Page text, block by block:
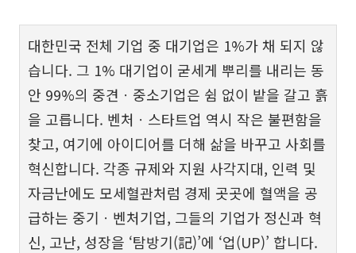
대한민국 전체 기업 중 대기업은 1%가 채 되지 않
습니다. 그 1% 대기업이 굳세게 뿌리를 내리는 동
안 99%의 중견ㆍ중소기업은 쉼 없이 밭을 갈고 흙
을 고릅니다. 벤처ㆍ스타트업 역시 작은 불편함을
찾고, 여기에 아이디어를 더해 삶을 바꾸고 사회를
혁신합니다. 각종 규제와 지원 사각지대, 인력 및
자금난에도 모세혈관처럼 경제 곳곳에 혈액을 공
급하는 중기ㆍ벤처기업, 그들의 기업가 정신과 혁
신, 고난, 성장을 ‘탐방기(記)’에 ‘업(UP)’ 합니다.